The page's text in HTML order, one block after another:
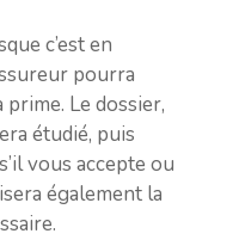
c’est en
pourra
Le dossier,
étudié, puis
vous accepte ou
également la